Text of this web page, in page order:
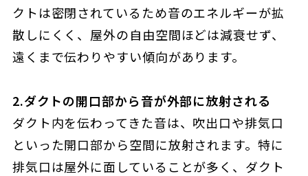
クトは密閉されているため音のエネルギーが拡
散しにくく、屋外の自由空間ほどは減衰せず、
遠くまで伝わりやすい傾向があります。
2.ダクトの開口部から音が外部に放射される
ダクト内を伝わってきた音は、吹出口や排気口
といった開口部から空間に放射されます。特に
排気口は屋外に面していることが多く、ダクト